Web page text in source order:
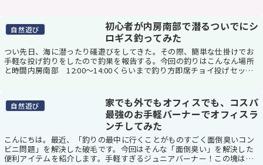
自然遊び
初心者が内房南部で潜るついでにシ
ロギス釣ってみた
つい先日、海に潜ったり礒遊びをしてきた。その際、簡単な仕掛けでお
手軽な投げ釣りをしたので釣果を報告する。今回の釣りはこんなん場所
と時間内房南部 12:00～14:00くらいまで釣り方即席チョイ投げセット
自然遊び
家でも外でもオフィスでも、コスパ
最強のお手軽バーナーでオフィスラ
ンチしてみた
こんにちは。最近、「釣りの最中に行くことがものすごく面倒臭いコン
ビニ問題」を解決した破毛です。今回はそんな「面倒臭い」を解決した
便利アイテムを紹介します。手軽すぎるジュニアバーナー！この塊はた